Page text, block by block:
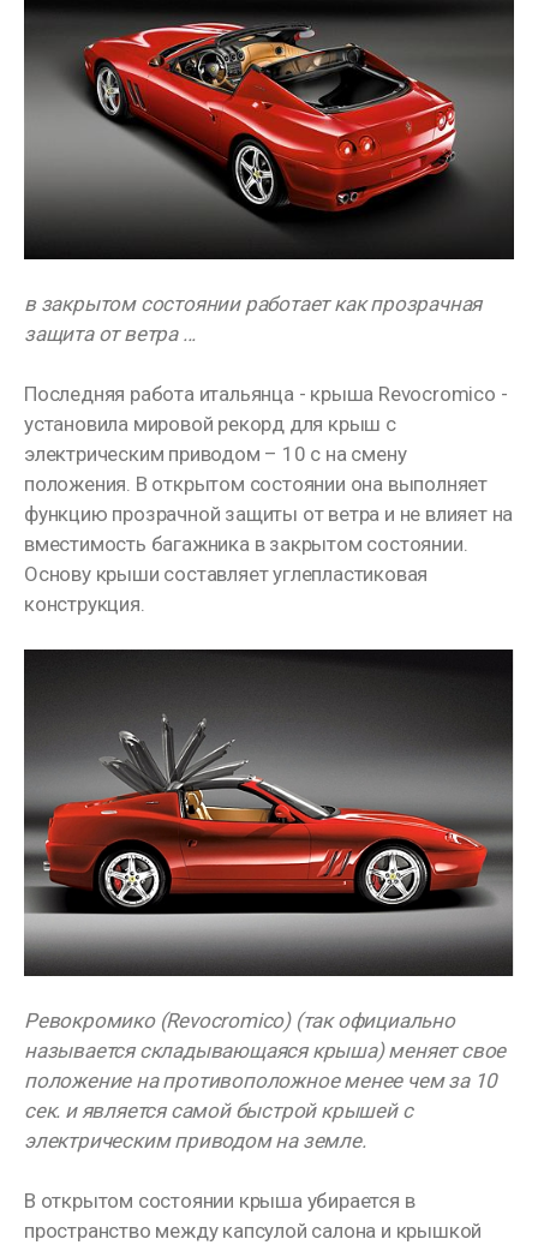
в закрытом состоянии работает как прозрачная
защита от ветра ...
Последняя работа итальянца - крыша Revocromico -
установила мировой рекорд для крыш с
электрическим приводом – 10 с на смену
положения. В открытом состоянии она выполняет
функцию прозрачной защиты от ветра и не влияет на
вместимость багажника в закрытом состоянии.
Основу крыши составляет углепластиковая
конструкция.
Ревокромико (Revocromico) (так официально
называется складывающаяся крыша) меняет свое
положение на противоположное менее чем за 10
сек. и является самой быстрой крышей с
электрическим приводом на земле.
В открытом состоянии крыша убирается в
пространство между капсулой салона и крышкой